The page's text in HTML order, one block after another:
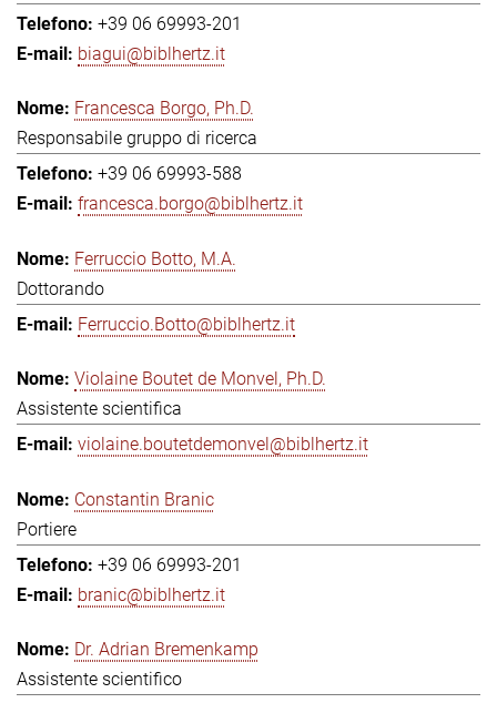
+39 06 69993-201
biagui@biblhertz.it
Francesca Borgo, Ph.D.
Responsabile gruppo di ricerca
+39 06 69993-588
francesca.borgo@biblhertz.it
Ferruccio Botto, M.A.
Dottorando
Ferruccio.Botto@biblhertz.it
Violaine Boutet de Monvel, Ph.D.
Assistente scientifica
violaine.boutetdemonvel@biblhertz.it
Constantin Branic
Portiere
+39 06 69993-201
branic@biblhertz.it
Dr. Adrian Bremenkamp
Assistente scientifico